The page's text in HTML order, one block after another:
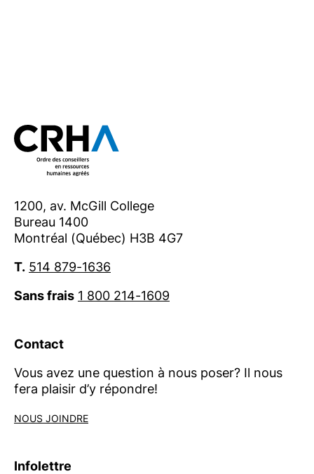
1200, av. McGill College
Bureau 1400
Montréal (Québec) H3B 4G7
T. 514 879-1636
Sans frais 1 800 214-1609
Contact
Vous avez une question à nous poser? Il nous
fera plaisir d’y répondre!
NOUS JOINDRE
Infolettre